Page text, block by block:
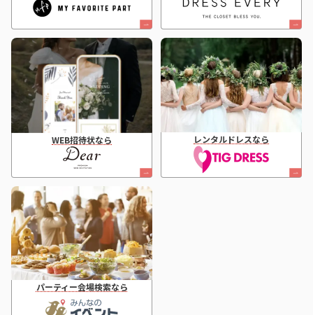
WEB招待状なら レンタルドレスなら
パーティー会場検索なら